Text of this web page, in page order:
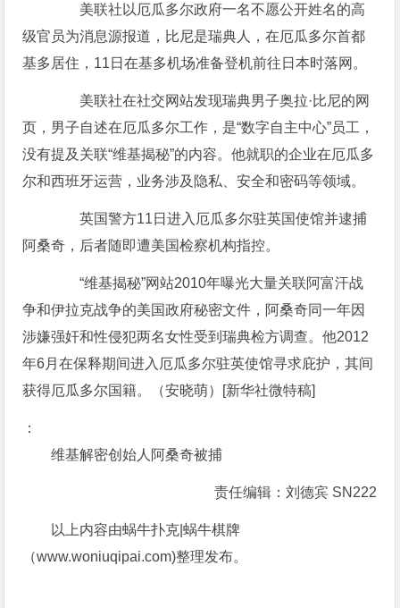
美联社以厄瓜多尔政府一名不愿公开姓名的高
级官员为消息源报道，比尼是瑞典人，在厄瓜多尔首都
基多居住，11日在基多机场准备登机前往日本时落网。
美联社在社交网站发现瑞典男子奥拉·比尼的网
页，男子自述在厄瓜多尔工作，是“数字自主中心”员工，
没有提及关联“维基揭秘”的内容。他就职的企业在厄瓜多
尔和西班牙运营，业务涉及隐私、安全和密码等领域。
英国警方11日进入厄瓜多尔驻英国使馆并逮捕
阿桑奇，后者随即遭美国检察机构指控。
“维基揭秘”网站2010年曝光大量关联阿富汗战
争和伊拉克战争的美国政府秘密文件，阿桑奇同一年因
涉嫌强奸和性侵犯两名女性受到瑞典检方调查。他2012
年6月在保释期间进入厄瓜多尔驻英使馆寻求庇护，其间
获得厄瓜多尔国籍。（安晓萌）[新华社微特稿]
：
维基解密创始人阿桑奇被捕
责任编辑：刘德宾 SN222
以上内容由蜗牛扑克|蜗牛棋牌
（www.woniuqipai.com)整理发布。